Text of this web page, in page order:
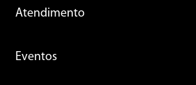
Atendimento
Eventos